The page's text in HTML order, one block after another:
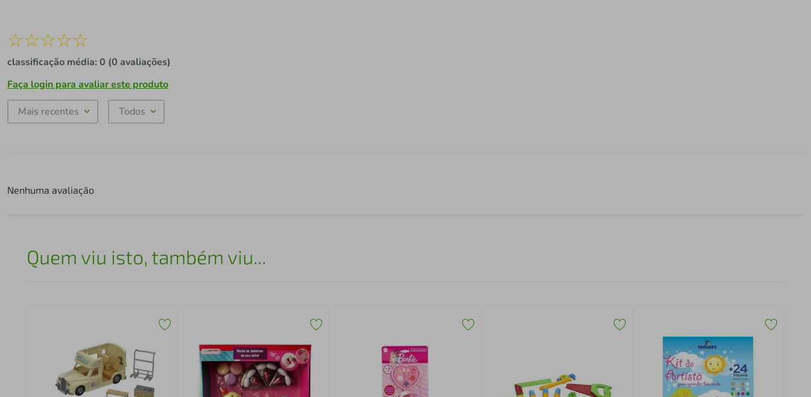
☆☆☆☆☆
classificação média: 0 (0 avaliações)
Faça login para avaliar este produto
Mais recentes Todos
Nenhuma avaliação
Quem viu isto, também viu...